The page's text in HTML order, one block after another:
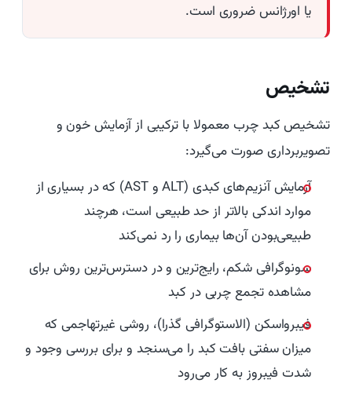
یا اورژانس ضروری است.
تشخیص
تشخیص کبد چرب معمولا با ترکیبی از آزمایش خون و
تصویربرداری صورت می‌گیرد:
آزمایش آنزیم‌های کبدی (ALT و AST) که در بسیاری از
موارد اندکی بالاتر از حد طبیعی است، هرچند
طبیعی‌بودن آن‌ها بیماری را رد نمی‌کند
سونوگرافی شکم، رایج‌ترین و در دسترس‌ترین روش برای
مشاهده تجمع چربی در کبد
فیبرواسکن (الاستوگرافی گذرا)، روشی غیرتهاجمی که
میزان سفتی بافت کبد را می‌سنجد و برای بررسی وجود و
شدت فیبروز به کار می‌رود